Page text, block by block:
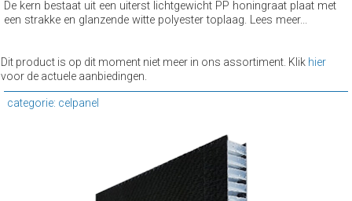
De kern bestaat uit een uiterst lichtgewicht PP honingraat plaat met
een strakke en glanzende witte polyester toplaag. Lees meer...
Dit product is op dit moment niet meer in ons assortiment. Klik hier
voor de actuele aanbiedingen.
categorie: celpanel